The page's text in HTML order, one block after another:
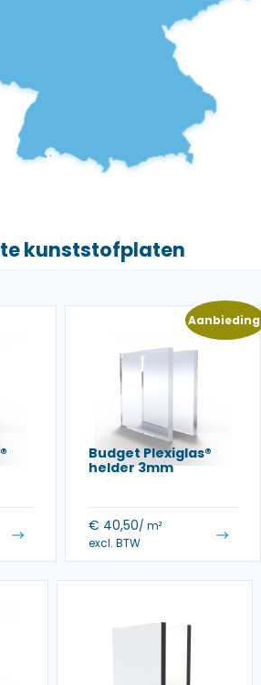
kunststofplaten
Budget Plexiglas®
helder 3mm
€ 40,50/ m²
excl. BTW